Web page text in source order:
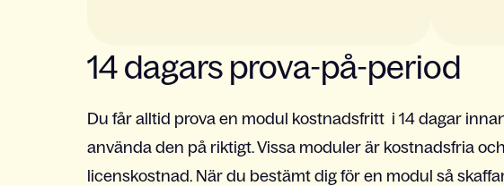
14 dagars prova-på-period
Du får alltid prova en modul kostnadsfritt i 14 dagar
använda den på riktigt. Vissa moduler är kostnadsfria
licenskostnad. När du bestämt dig för en modul så